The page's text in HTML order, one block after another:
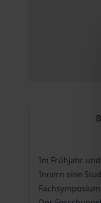
Im Frühjahr
Innern eine